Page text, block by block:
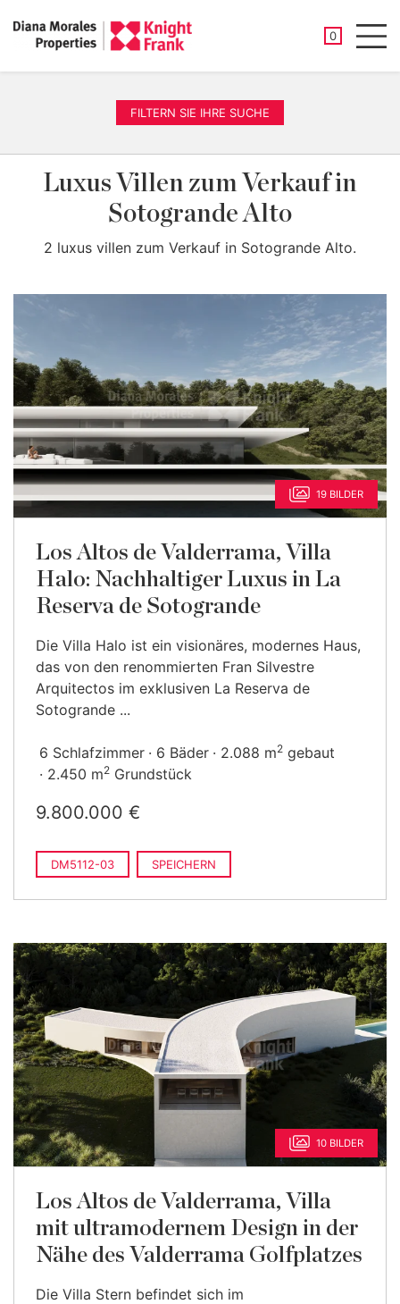
0
FILTERN SIE IHRE SUCHE
Luxus Villen zum Verkauf in
Sotogrande Alto
2 luxus villen zum Verkauf in Sotogrande Alto.
19 BILDER
Los Altos de Valderrama, Villa
Halo: Nachhaltiger Luxus in La
Reserva de Sotogrande
Die Villa Halo ist ein visionäres, modernes Haus,
das von den renommierten Fran Silvestre
Arquitectos im exklusiven La Reserva de
Sotogrande ...
6 Schlafzimmer 6 Bäder 2.088 m2 gebaut
2.450 m2 Grundstück
9.800.000 €
DM5112-03 SPEICHERN
10 BILDER
Los Altos de Valderrama, Villa
mit ultramodernem Design in der
Nähe des Valderrama Golfplatzes
Die Villa Stern befindet sich im